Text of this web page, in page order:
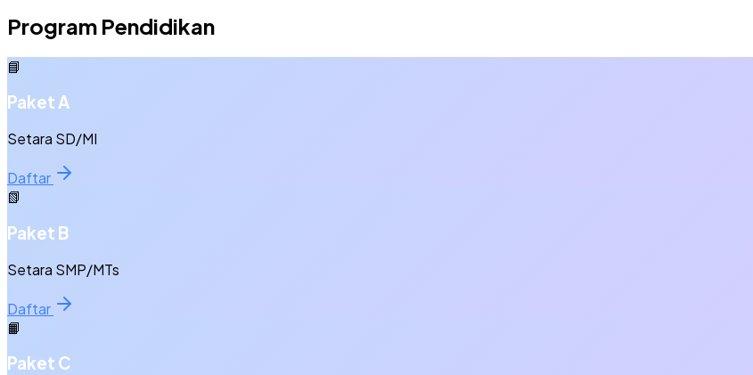
Program Pendidikan
📘
Paket A
Setara SD/MI
Daftar
📗
Paket B
Setara SMP/MTs
Daftar
📙
Paket C